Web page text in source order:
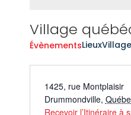
Village
ÉvènementsLieux
1425, rue Montplaisir
Drummondville,
Recevoir l’Itinéraire à